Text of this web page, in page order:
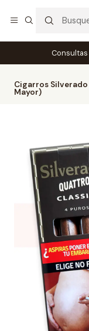
Consultas
Cigarros
Mayor)